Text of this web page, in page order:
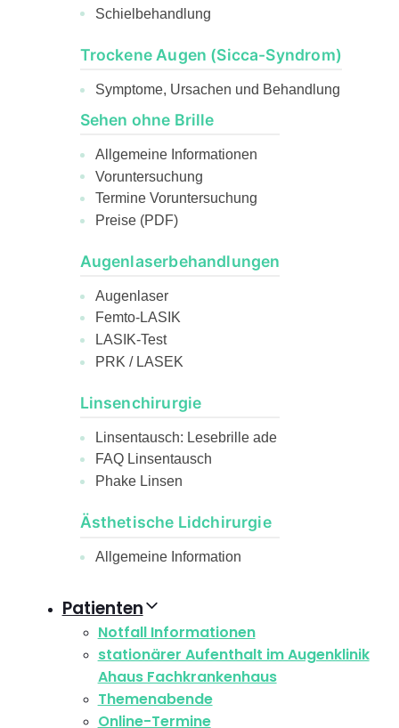
Schielbehandlung
Trockene Augen (Sicca-Syndrom)
Symptome, Ursachen und Behandlung
Sehen ohne Brille
Allgemeine Informationen
Voruntersuchung
Termine Voruntersuchung
Preise (PDF)
Augenlaserbehandlungen
Augenlaser
Femto-LASIK
LASIK-Test
PRK / LASEK
Linsenchirurgie
Linsentausch: Lesebrille ade
FAQ Linsentausch
Phake Linsen
Ästhetische Lidchirurgie
Allgemeine Information
Patienten
Notfall Informationen
stationärer Aufenthalt im Augenklinik
Ahaus Fachkrankenhaus
Themenabende
Online-Termine